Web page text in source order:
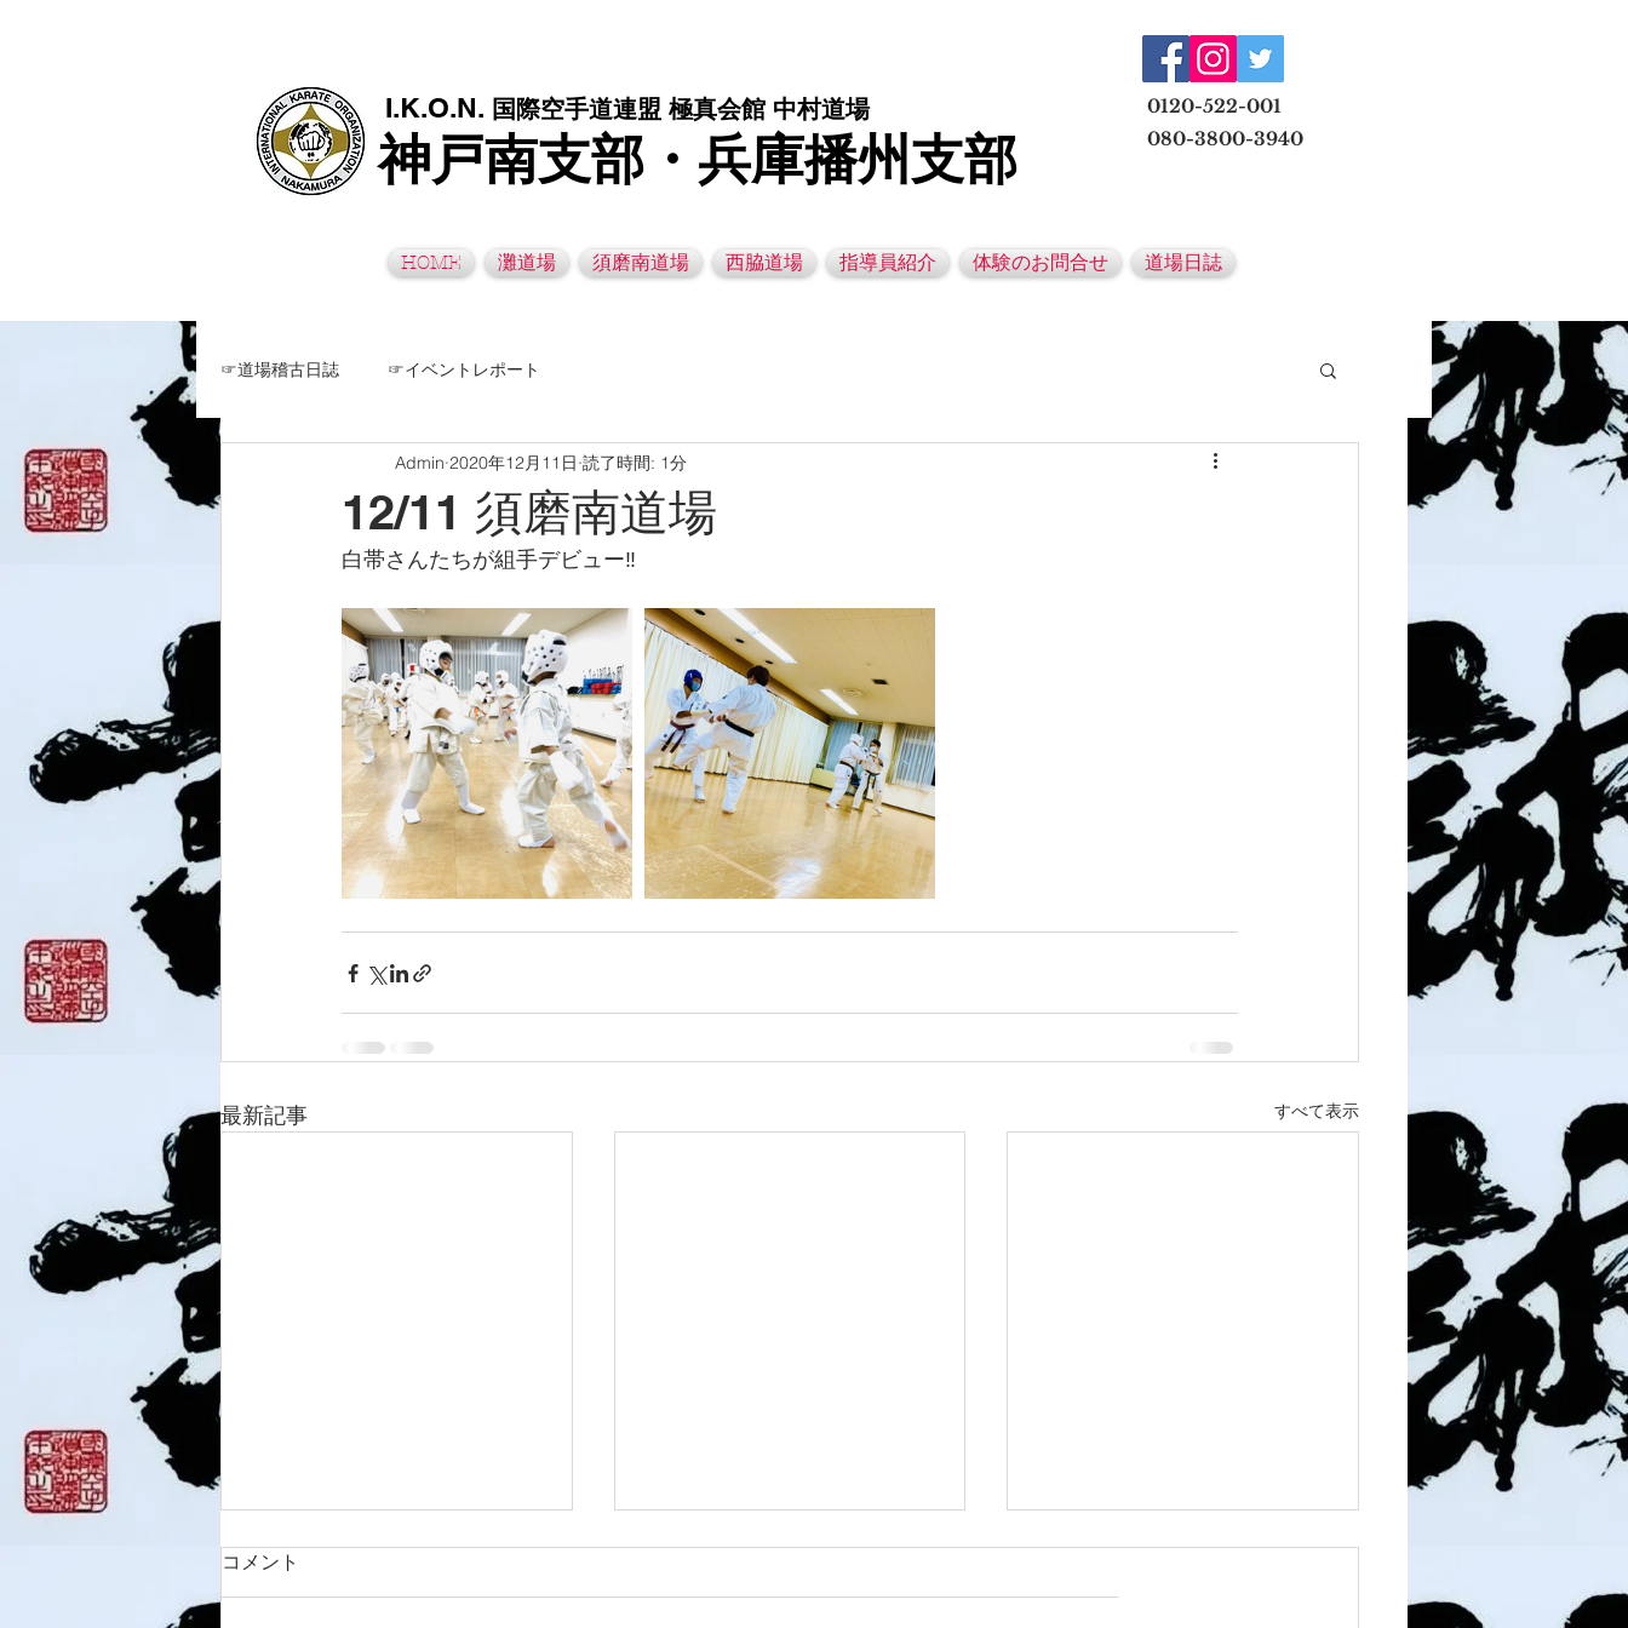
I.K.O.N. 国際空手道連盟 極真会館 中村道場
神戸南支部・兵庫播州支部
0120-522-001
080-3800-3940
HOME 灘道場 須磨南道場 西脇道場 指導員紹介 体験のお問合せ 道場日誌
☞道場稽古日誌 ☞イベントレポート
12/11 須磨南道場
Admin 2020年12月11日 読了時間: 1分
白帯さんたちが組手デビュー‼️
最新記事 すべて表示
コメント